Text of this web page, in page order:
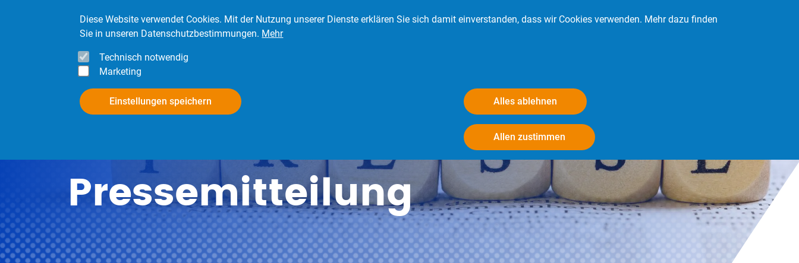
Diese Website verwendet Cookies. Mit der Nutzung unserer Dienste erklären Sie sich damit einverstanden, dass wir Cookies verwenden. Mehr dazu finden
Sie in unseren Datenschutzbestimmungen. Mehr
Technisch notwendig
Marketing
Einstellungen speichern Alles ablehnen
Allen zustimmen
Kontakt Login
Pressemitteilung